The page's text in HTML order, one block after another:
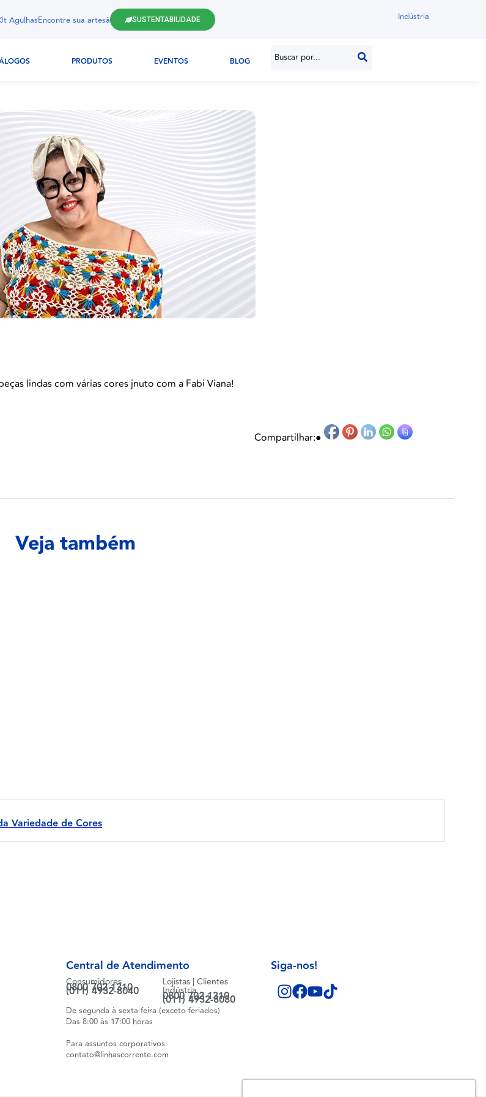
AgulhasEncontre sua artesã SUSTENTABILIDADE Indústria
PRODUTOS EVENTOS BLOG
lindas com várias cores jnuto com a Fabi Viana!
Compartilhar:●
Veja também
Variedade de Cores
Central de Atendimento
Consumidores
0800 702 1310
(011) 4932-8040
Lojistas | Clientes
Indústria
0800 702 1310
(011) 4932-8080
De segunda à sexta-feira (exceto feriados)
Das 8:00 às 17:00 horas
Para assuntos corporativos:
contato@linhascorrente.com
Siga-nos!